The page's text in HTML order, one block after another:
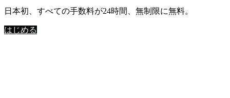
日本初、すべての手数料が24時間、無制限に無料。
はじめる